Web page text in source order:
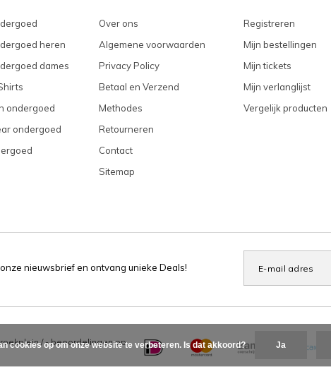
heren
dames
ondergoed
ondergoed
Over ons
Algemene voorwaarden
Privacy Policy
Betaal en Verzend
Methodes
Retourneren
Contact
Sitemap
Registreren
Mijn bestellingen
Mijn tickets
Mijn verlanglijst
Vergelijk producten
nieuwsbrief en ontvang unieke Deals!
/-beoordelingen op
cookies op om onze website te verbeteren. Is dat akkoord? Ja